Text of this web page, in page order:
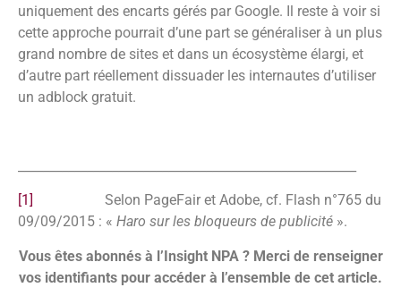
uniquement des encarts gérés par Google. Il reste à voir si
cette approche pourrait d’une part se généraliser à un plus
grand nombre de sites et dans un écosystème élargi, et
d’autre part réellement dissuader les internautes d’utiliser
un adblock gratuit.
[1]
Selon PageFair et Adobe, cf. Flash n°765 du
09/09/2015 : « Haro sur les bloqueurs de publicité ».
Vous êtes abonnés à l’Insight NPA ? Merci de renseigner
vos identifiants pour accéder à l’ensemble de cet article.